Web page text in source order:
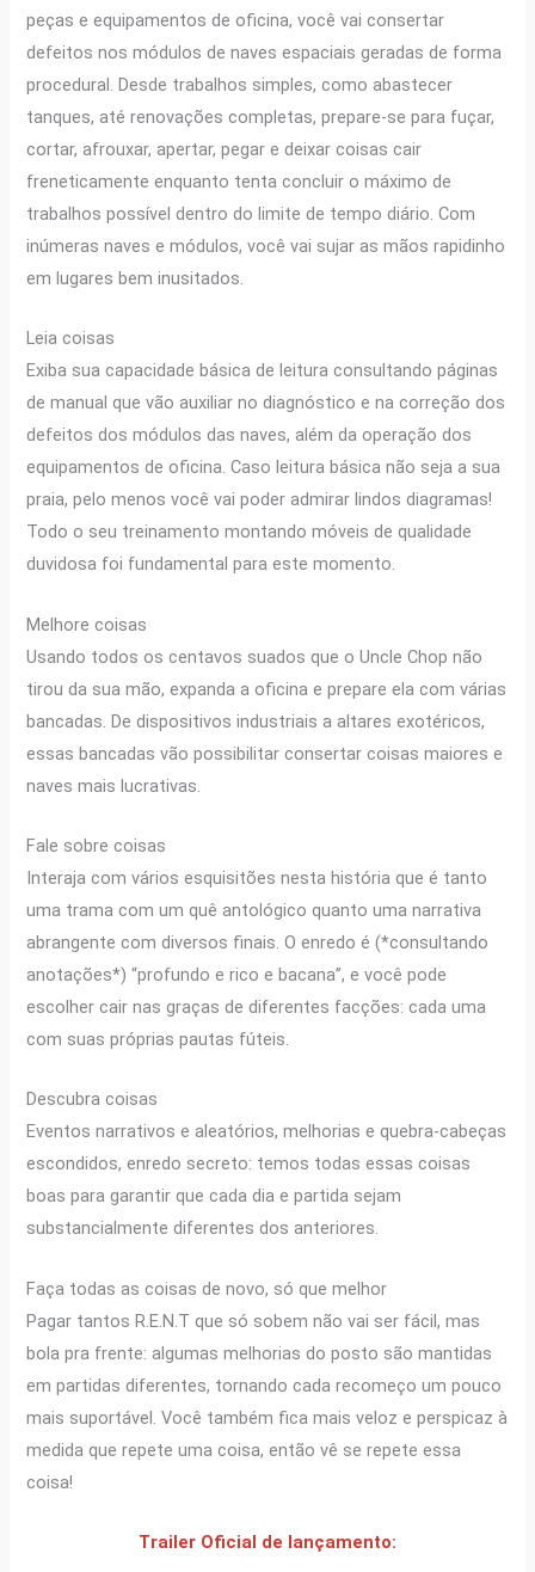
peças e equipamentos de oficina, você vai consertar
defeitos nos módulos de naves espaciais geradas de forma
procedural. Desde trabalhos simples, como abastecer
tanques, até renovações completas, prepare-se para fuçar,
cortar, afrouxar, apertar, pegar e deixar coisas cair
freneticamente enquanto tenta concluir o máximo de
trabalhos possível dentro do limite de tempo diário. Com
inúmeras naves e módulos, você vai sujar as mãos rapidinho
em lugares bem inusitados.
Leia coisas
Exiba sua capacidade básica de leitura consultando páginas
de manual que vão auxiliar no diagnóstico e na correção dos
defeitos dos módulos das naves, além da operação dos
equipamentos de oficina. Caso leitura básica não seja a sua
praia, pelo menos você vai poder admirar lindos diagramas!
Todo o seu treinamento montando móveis de qualidade
duvidosa foi fundamental para este momento.
Melhore coisas
Usando todos os centavos suados que o Uncle Chop não
tirou da sua mão, expanda a oficina e prepare ela com várias
bancadas. De dispositivos industriais a altares exotéricos,
essas bancadas vão possibilitar consertar coisas maiores e
naves mais lucrativas.
Fale sobre coisas
Interaja com vários esquisitões nesta história que é tanto
uma trama com um quê antológico quanto uma narrativa
abrangente com diversos finais. O enredo é (*consultando
anotações*) “profundo e rico e bacana”, e você pode
escolher cair nas graças de diferentes facções: cada uma
com suas próprias pautas fúteis.
Descubra coisas
Eventos narrativos e aleatórios, melhorias e quebra-cabeças
escondidos, enredo secreto: temos todas essas coisas
boas para garantir que cada dia e partida sejam
substancialmente diferentes dos anteriores.
Faça todas as coisas de novo, só que melhor
Pagar tantos R.E.N.T que só sobem não vai ser fácil, mas
bola pra frente: algumas melhorias do posto são mantidas
em partidas diferentes, tornando cada recomeço um pouco
mais suportável. Você também fica mais veloz e perspicaz à
medida que repete uma coisa, então vê se repete essa
coisa!
Trailer Oficial de lançamento: